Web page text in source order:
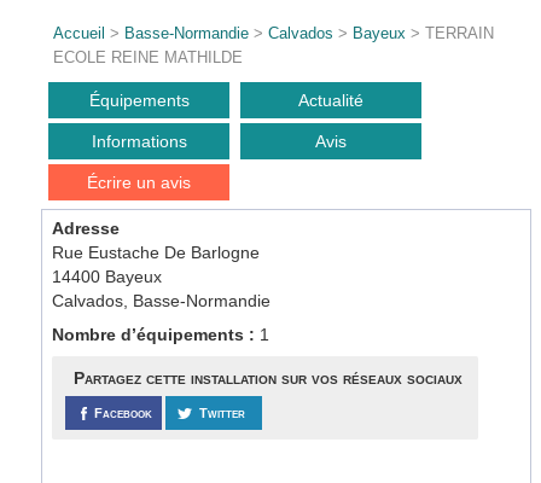
Accueil > Basse-Normandie >Calvados > Bayeux > TERRAIN
ECOLE REINE MATHILDE
Équipements Actualité
Informations Avis
Écrire un avis
Adresse
Rue Eustache De Barlogne
14400 Bayeux
Calvados, Basse-Normandie
Nombre d’équipements : 1
Partagez cette installation sur vos réseaux sociaux
Facebook Twitter